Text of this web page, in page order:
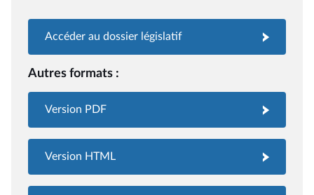
Accéder au dossier législatif
Autres formats :
Version PDF
Version HTML